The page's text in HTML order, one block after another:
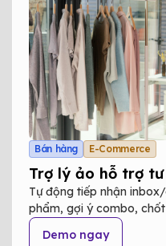
Bán hàng E-Commerce
Trợ lý ảo hỗ trợ
Tự động tiếp nhận
phẩm, gợi ý combo,
hàng vào hệ thống quản
Demo ngay